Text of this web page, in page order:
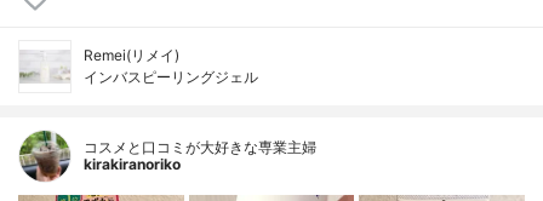
Remei(リメイ)
インバスピーリングジェル
コスメと口コミが大好きな専業主婦
kirakiranoriko